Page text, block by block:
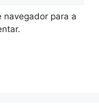
navegador para a